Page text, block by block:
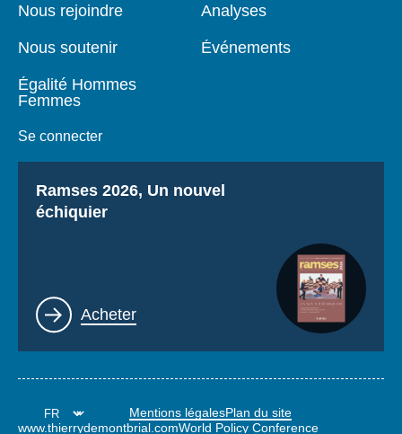
Nous rejoindre
Nous soutenir
Égalité Hommes
Femmes
Se connecter
Analyses
Événements
Titre
Ramses 2026, Un nouvel
échiquier
Lien
Acheter
Mentions légalesPlan du site
www.thierrydemontbrial.comWorld Policy Conference